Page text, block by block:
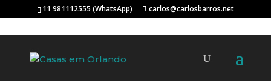
11 981112555 (WhatsApp) carlos@carlosbarros.net